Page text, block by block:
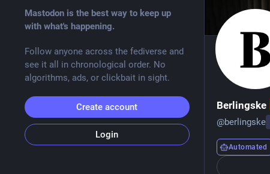
Berlingske
@berlingske
Automated
Mastodon is the best way to keep up
with what's happening.
Follow anyone across the fediverse and
see it all in chronological order. No
algorithms, ads, or clickbait in sight.
Create account
Login